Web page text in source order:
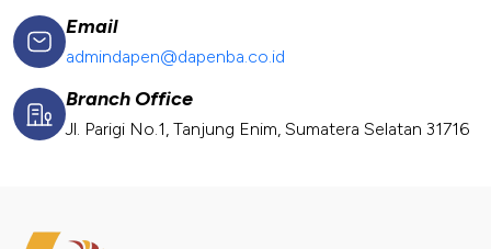
Email
admindapen@dapenba.co.id
Branch Office
Jl. Parigi No.1, Tanjung Enim, Sumatera Selatan 31716